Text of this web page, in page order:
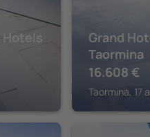
Hotels
Grand
Taormina
16.608 €
Taormina, 17